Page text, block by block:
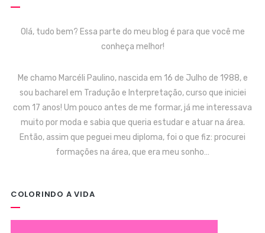
Olá, tudo bem? Essa parte do meu blog é para que você me
conheça melhor!
Me chamo Marcéli Paulino, nascida em 16 de Julho de 1988, e
sou bacharel em Tradução e Interpretação, curso que iniciei
com 17 anos! Um pouco antes de me formar, já me interessava
muito por moda e sabia que queria estudar e atuar na área.
Então, assim que peguei meu diploma, foi o que fiz: procurei
formações na área, que era meu sonho…
COLORINDO A VIDA